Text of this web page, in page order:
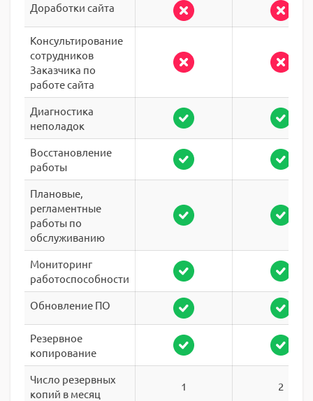
Доработки сайта
Консультирование
сотрудников
Заказчика по
работе сайта
Диагностика
неполадок
Восстановление
работы
Плановые,
регламентные
работы по
обслуживанию
Мониторинг
работоспособности
Обновление ПО
Резервное
копирование
Число резервных
копий в месяц
1 2